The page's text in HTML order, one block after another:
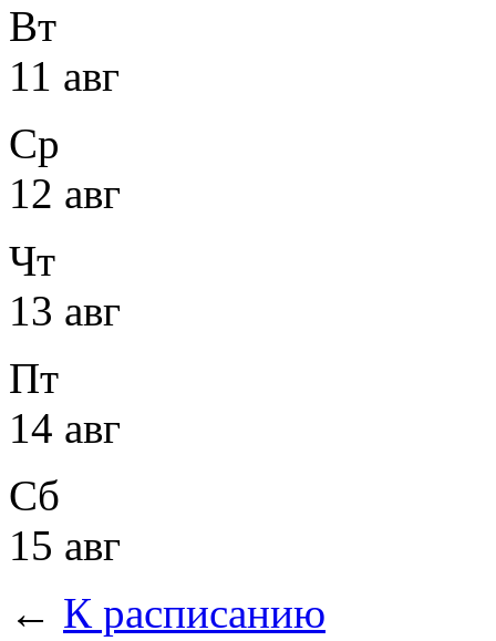
Вт
11 авг
Ср
12 авг
Чт
13 авг
Пт
14 авг
Сб
15 авг
← К расписанию